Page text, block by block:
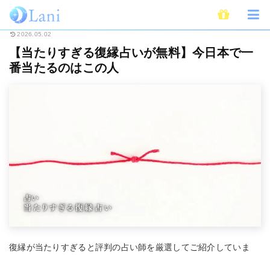
ホーム 占い 【当たりすぎる復縁占いが無料】今日本で一番当たるのはこ
2026.05.02
【当たりすぎる復縁占いが無料】今日本で一
番当たるのはこの人
復縁が当たりすぎると評判の占い師を厳選してご紹介していま